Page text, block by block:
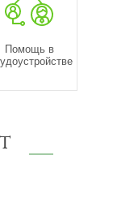
Помощь в